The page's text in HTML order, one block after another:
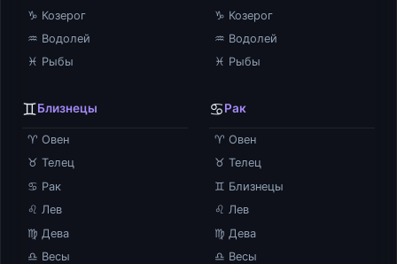
♑ Козерог
♒ Водолей
♓ Рыбы
♑ Козерог
♒ Водолей
♓ Рыбы
♊Близнецы
♈ Овен
♉ Телец
♋ Рак
♌ Лев
♍ Дева
♎ Весы
♋Рак
♈ Овен
♉ Телец
♊ Близнецы
♌ Лев
♍ Дева
♎ Весы